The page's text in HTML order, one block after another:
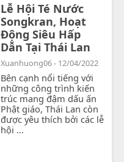
Lễ Hội Té Nước
Songkran, Hoạt
Động Siêu Hấp
Dẫn Tại Thái Lan
Xuanhuong06 - 12/04/2022
Bên cạnh nổi tiếng với
những công trình kiến
trúc mang đậm dấu ấn
Phật giáo, Thái Lan còn
được yêu thích bởi các lễ
hội ...